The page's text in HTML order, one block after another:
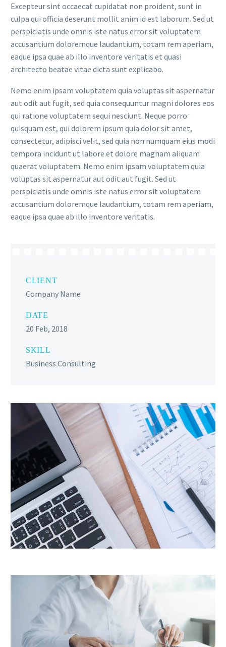
Excepteur sint occaecat cupidatat non proident, sunt in
culpa qui officia deserunt mollit anim id est laborum. Sed ut
perspiciatis unde omnis iste natus error sit voluptatem
accusantium doloremque laudantium, totam rem aperiam,
eaque ipsa quae ab illo inventore veritatis et quasi
architecto beatae vitae dicta sunt explicabo.
Nemo enim ipsam voluptatem quia voluptas sit aspernatur
aut odit aut fugit, sed quia consequuntur magni dolores eos
qui ratione voluptatem sequi nesciunt. Neque porro
quisquam est, qui dolorem ipsum quia dolor sit amet,
consectetur, adipisci velit, sed quia non numquam eius modi
tempora incidunt ut labore et dolore magnam aliquam
quaerat voluptatem. Nemo enim ipsam voluptatem quia
voluptas sit aspernatur aut odit aut fugit. Sed ut
perspiciatis unde omnis iste natus error sit voluptatem
accusantium doloremque laudantium, totam rem aperiam,
eaque ipsa quae ab illo inventore veritatis.
CLIENT
Company Name
DATE
20 Feb, 2018
SKILL
Business Consulting